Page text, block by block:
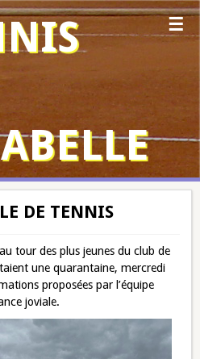
DE TENNIS
tour des plus jeunes du club de
une quarantaine, mercredi
proposées par l’équipe
joviale.